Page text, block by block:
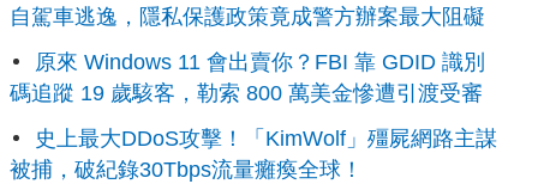
自駕車逃逸，隱私保護政策竟成警方辦案最大阻礙
原來 Windows 11 會出賣你？FBI 靠 GDID 識別
碼追蹤 19 歲駭客，勒索 800 萬美金慘遭引渡受審
史上最大DDoS攻擊！「KimWolf」殭屍網路主謀
被捕，破紀錄30Tbps流量癱瘓全球！